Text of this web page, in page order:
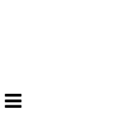
Veksle
navigasjon